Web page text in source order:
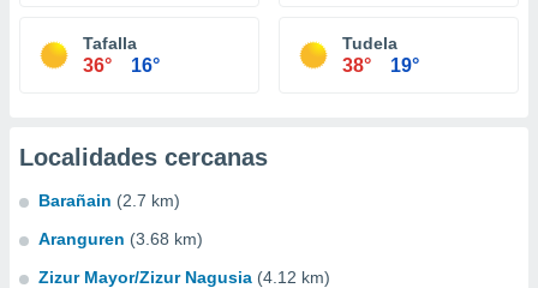
Tafalla
36° 16°
Tudela
38° 19°
Localidades cercanas
Barañain (2.7 km)
Aranguren (3.68 km)
Zizur Mayor/Zizur Nagusia (4.12 km)